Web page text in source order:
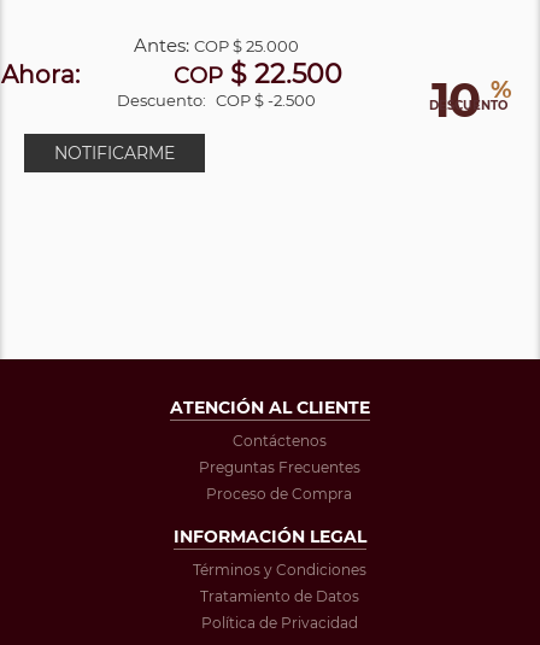
10 %
DESCUENTO
Antes: COP$ 25.000
Ahora: COP $ 22.500
Descuento: COP $ -2.500
NOTIFICARME
ATENCIÓN AL CLIENTE
Contáctenos
Preguntas Frecuentes
Proceso de Compra
INFORMACIÓN LEGAL
Términos y Condiciones
Tratamiento de Datos
Política de Privacidad